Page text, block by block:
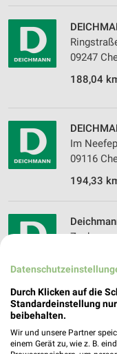
09247
188,04
Im
09116
194,33
197,49
Schuhe
Umgebung
Durch Klicken auf die
Standardeinstellung
beibehalten.
Wir und unsere Partner
einem Gerät zu, wie z. B.